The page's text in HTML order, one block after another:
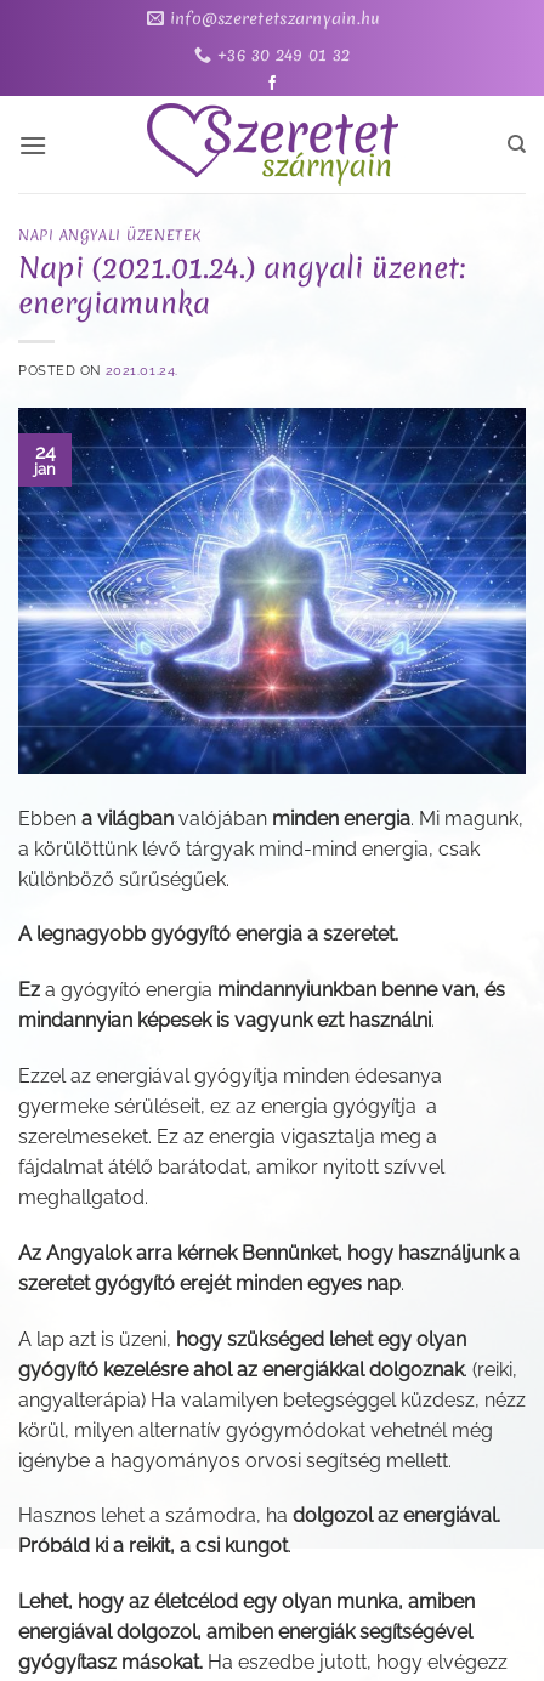
info@szeretetszarnyain.hu
+36 30 249 01 32
NAPI ANGYALI ÜZENETEK
Napi (2021.01.24.) angyali üzenet:
energiamunka
POSTED ON 2021.01.24.
24
jan
Ebben a világban valójában minden energia. Mi magunk,
a körülöttünk lévő tárgyak mind-mind energia, csak
különböző sűrűségűek.
A legnagyobb gyógyító energia a szeretet.
Ez a gyógyító energia mindannyiunkban benne van, és
mindannyian képesek is vagyunk ezt használni.
Ezzel az energiával gyógyítja minden édesanya
gyermeke sérüléseit, ez az energia gyógyítja a
szerelmeseket. Ez az energia vigasztalja meg a
fájdalmat átélő barátodat, amikor nyitott szívvel
meghallgatod.
Az Angyalok arra kérnek Bennünket, hogy használjunk a
szeretet gyógyító erejét minden egyes nap.
A lap azt is üzeni, hogy szükséged lehet egy olyan
gyógyító kezelésre ahol az energiákkal dolgoznak. (reiki,
angyalterápia) Ha valamilyen betegséggel küzdesz, nézz
körül, milyen alternatív gyógymódokat vehetnél még
igénybe a hagyományos orvosi segítség mellett.
Hasznos lehet a számodra, ha dolgozol az energiával.
Próbáld ki a reikit, a csi kungot.
Lehet, hogy az életcélod egy olyan munka, amiben
energiával dolgozol, amiben energiák segítségével
gyógyítasz másokat. Ha eszedbe jutott, hogy elvégezz